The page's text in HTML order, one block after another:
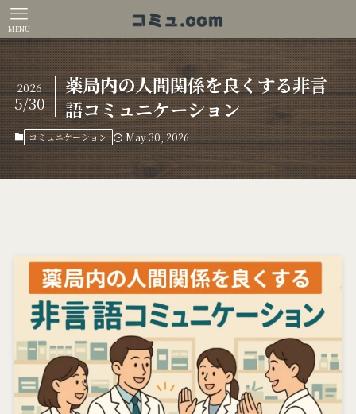
MENU
薬局内の人間関係を良くする非言
語コミュニケーション
2026
5/30
コミュニケーション May 30, 2026